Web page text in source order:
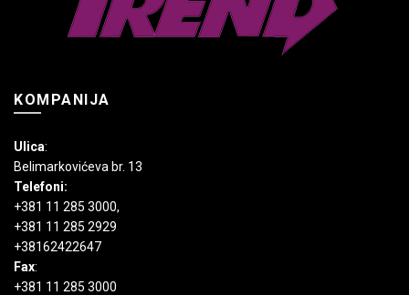
KOMPANIJA
Ulica:
Belimarkovićeva br. 13
Telefoni:
+381 11 285 3000,
+381 11 285 2929
+38162422647
Fax:
+381 11 285 3000